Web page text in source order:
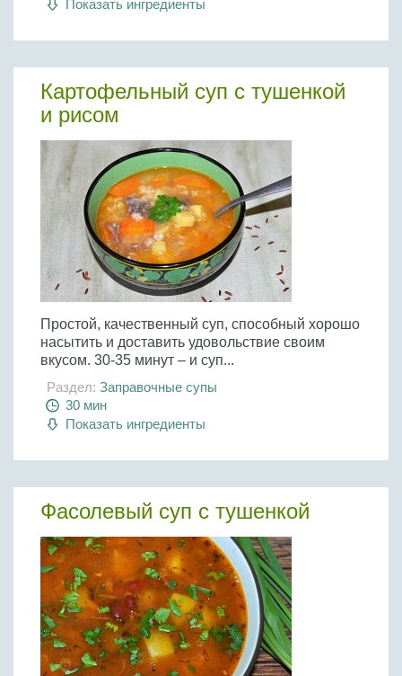
Показать ингредиенты
Картофельный суп с тушенкой
и рисом
Простой, качественный суп, способный хорошо
насытить и доставить удовольствие своим
вкусом. 30-35 минут – и суп...
Раздел: Заправочные супы
30 мин
Показать ингредиенты
Фасолевый суп с тушенкой